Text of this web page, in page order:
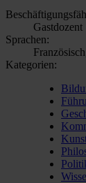
Gastdozent
Sprachen:
Kategorien: